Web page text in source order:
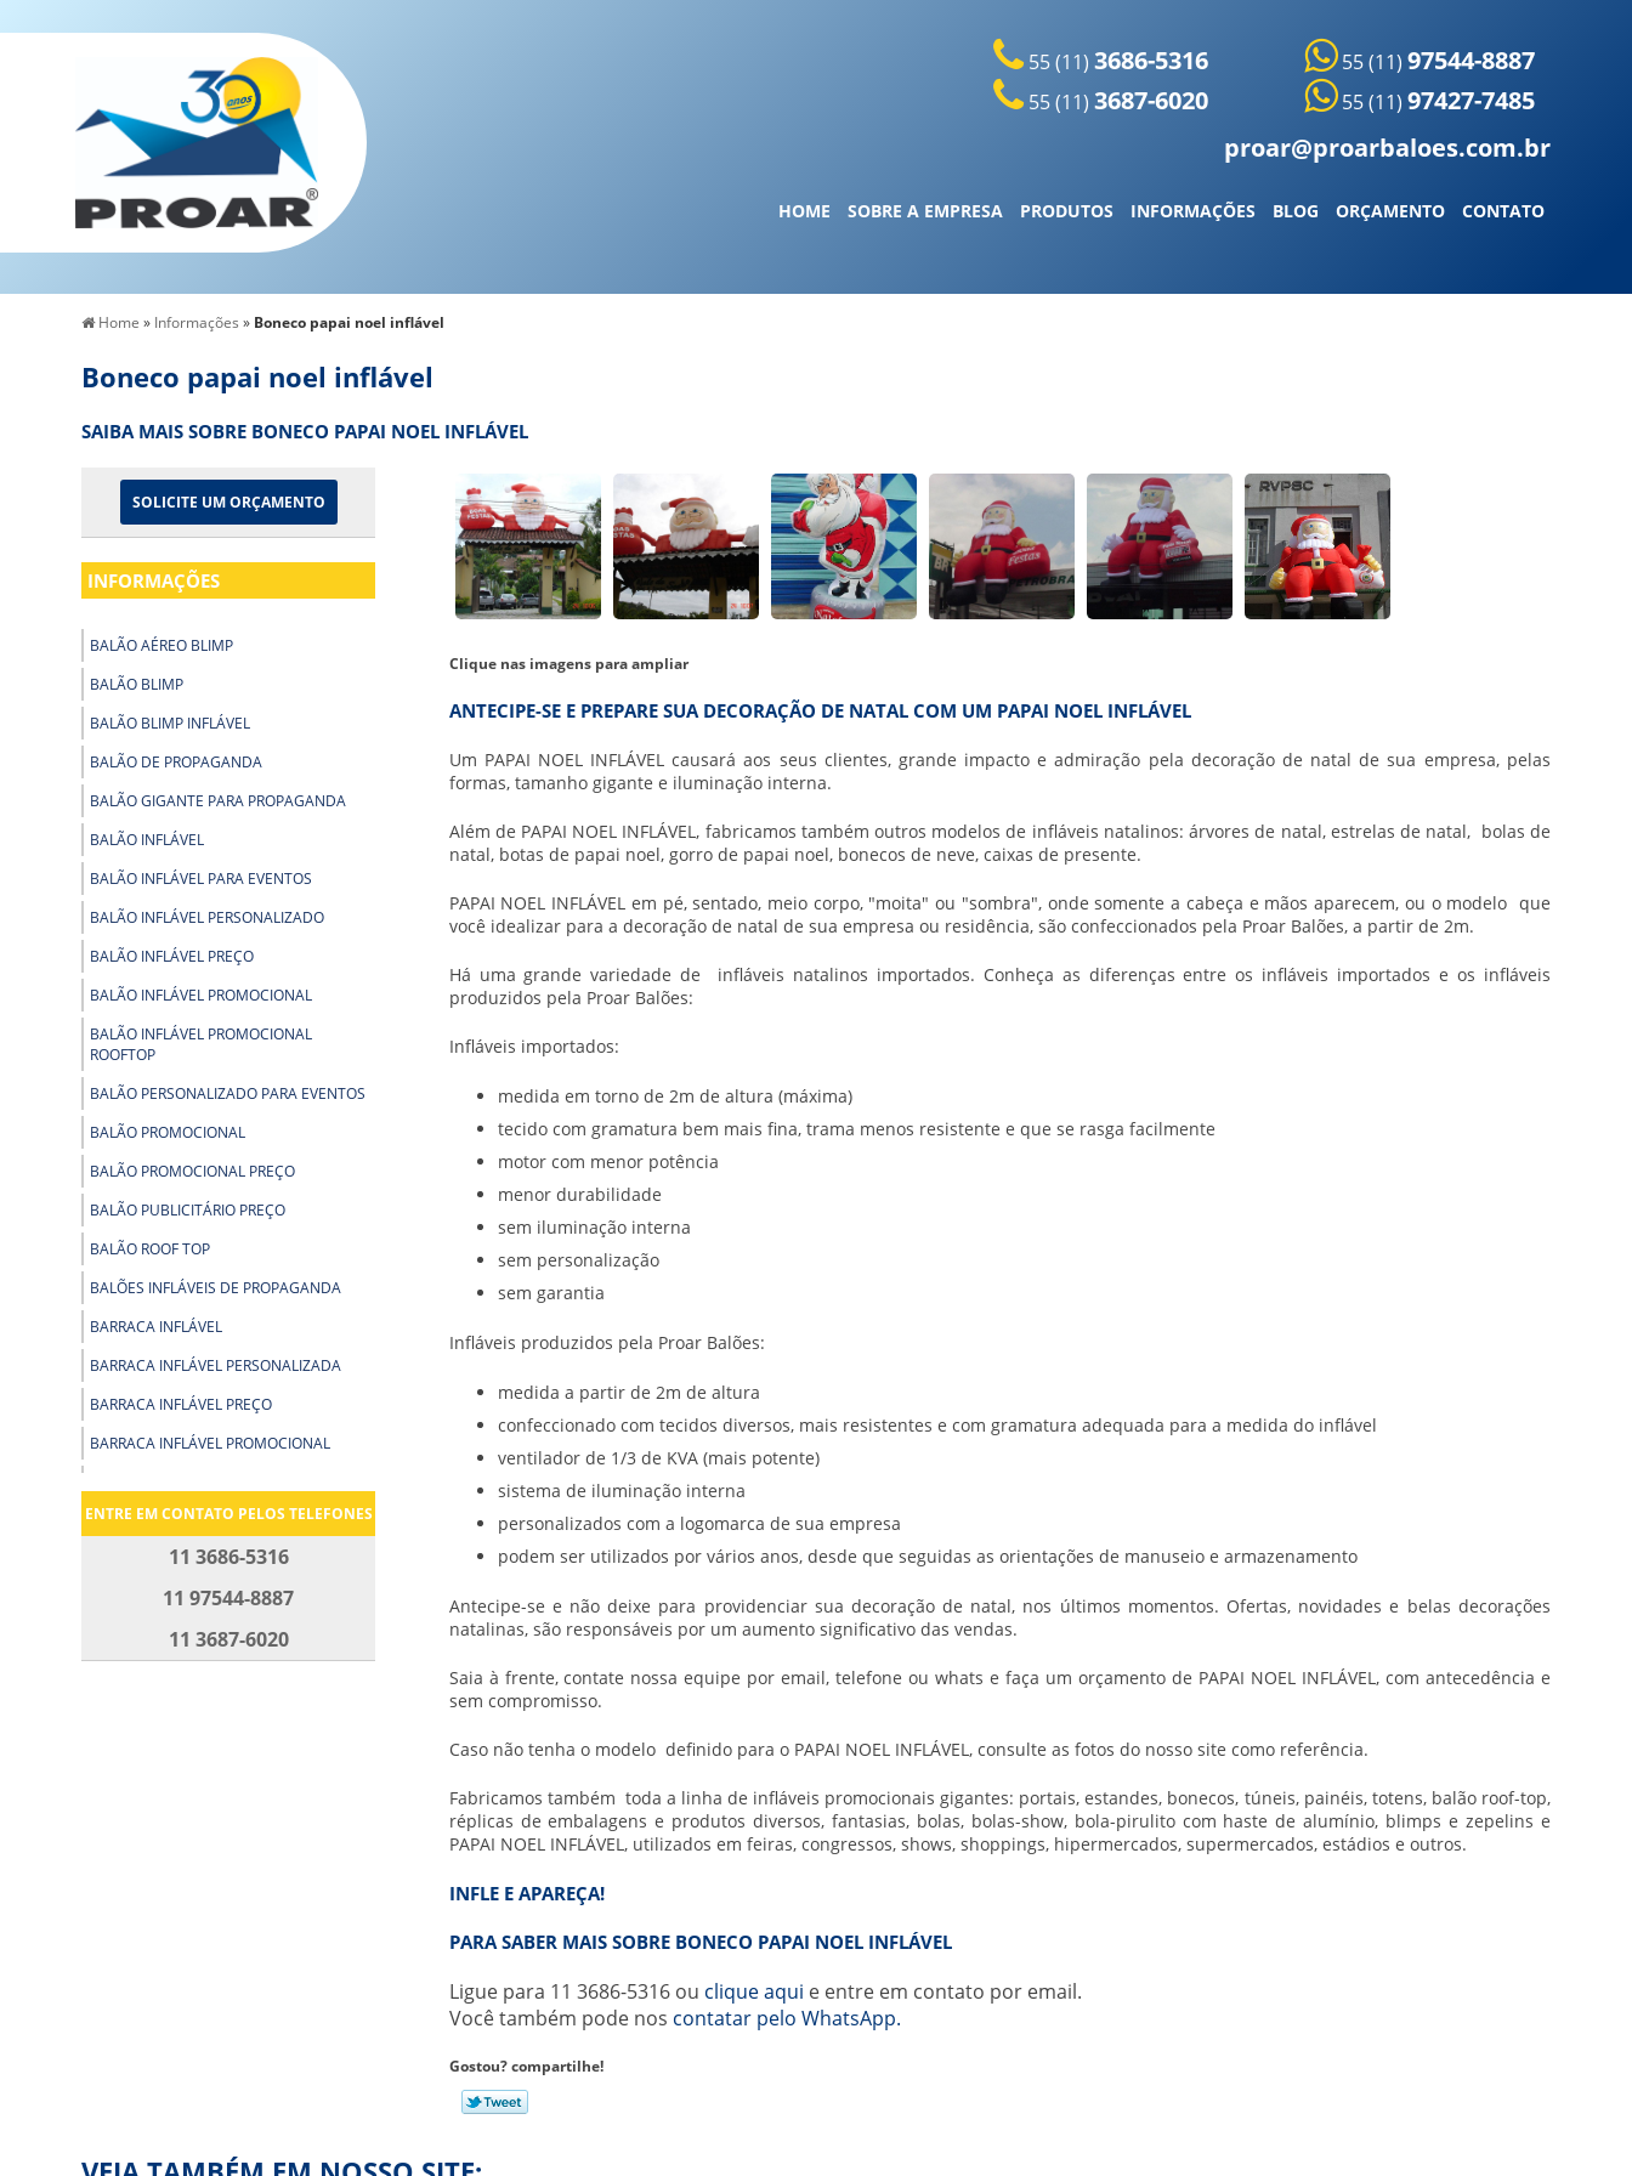
55 (11) 3686-5316
55 (11) 3687-6020
55 (11) 97544-8887
55 (11) 97427-7485
proar@proarbaloes.com.br
HOME SOBRE A EMPRESA PRODUTOS INFORMAÇÕES BLOG ORÇAMENTO CONTATO
Home » Informações» Boneco papai noel inflável
Boneco papai noel inflável
SAIBA MAIS SOBRE BONECO PAPAI NOEL INFLÁVEL
Clique nas imagens para ampliar
ANTECIPE-SE E PREPARE SUA DECORAÇÃO DE NATAL COM UM PAPAI NOEL INFLÁVEL
Um PAPAI NOEL INFLÁVEL causará aos seus clientes, grande impacto e admiração pela decoração de natal de sua empresa, pelas
formas, tamanho gigante e iluminação interna.
Além de PAPAI NOEL INFLÁVEL, fabricamos também outros modelos de infláveis natalinos: árvores de natal, estrelas de natal, bolas de
natal, botas de papai noel, gorro de papai noel, bonecos de neve, caixas de presente.
PAPAI NOEL INFLÁVEL em pé, sentado, meio corpo, "moita" ou "sombra", onde somente a cabeça e mãos aparecem, ou o modelo que
você idealizar para a decoração de natal de sua empresa ou residência, são confeccionados pela Proar Balões, a partir de 2m.
Há uma grande variedade de infláveis natalinos importados. Conheça as diferenças entre os infláveis importados e os infláveis
produzidos pela Proar Balões:
Infláveis importados:
medida em torno de 2m de altura (máxima)
tecido com gramatura bem mais fina, trama menos resistente e que se rasga facilmente
motor com menor potência
menor durabilidade
sem iluminação interna
sem personalização
sem garantia
Infláveis produzidos pela Proar Balões:
medida a partir de 2m de altura
confeccionado com tecidos diversos, mais resistentes e com gramatura adequada para a medida do inflável
ventilador de 1/3 de KVA (mais potente)
sistema de iluminação interna
personalizados com a logomarca de sua empresa
podem ser utilizados por vários anos, desde que seguidas as orientações de manuseio e armazenamento
Antecipe-se e não deixe para providenciar sua decoração de natal, nos últimos momentos. Ofertas, novidades e belas decorações
natalinas, são responsáveis por um aumento significativo das vendas.
Saia à frente, contate nossa equipe por email, telefone ou whats e faça um orçamento de PAPAI NOEL INFLÁVEL, com antecedência e
sem compromisso.
Caso não tenha o modelo definido para o PAPAI NOEL INFLÁVEL, consulte as fotos do nosso site como referência.
Fabricamos também toda a linha de infláveis promocionais gigantes: portais, estandes, bonecos, túneis, painéis, totens, balão roof-top,
réplicas de embalagens e produtos diversos, fantasias, bolas, bolas-show, bola-pirulito com haste de alumínio, blimps e zepelins e
PAPAI NOEL INFLÁVEL, utilizados em feiras, congressos, shows, shoppings, hipermercados, supermercados, estádios e outros.
INFLE E APAREÇA!
PARA SABER MAIS SOBRE BONECO PAPAI NOEL INFLÁVEL
Ligue para 11 3686-5316ou clique aqui e entre em contato por email.
Você também pode nos contatar pelo WhatsApp.
Gostou? compartilhe!
SOLICITE UM ORÇAMENTO
INFORMAÇÕES
BALÃO AÉREO BLIMP
BALÃO BLIMP
BALÃO BLIMP INFLÁVEL
BALÃO DE PROPAGANDA
BALÃO GIGANTE PARA PROPAGANDA
BALÃO INFLÁVEL
BALÃO INFLÁVEL PARA EVENTOS
BALÃO INFLÁVEL PERSONALIZADO
BALÃO INFLÁVEL PREÇO
BALÃO INFLÁVEL PROMOCIONAL
BALÃO INFLÁVEL PROMOCIONAL
ROOFTOP
BALÃO PERSONALIZADO PARA EVENTOS
BALÃO PROMOCIONAL
BALÃO PROMOCIONAL PREÇO
BALÃO PUBLICITÁRIO PREÇO
BALÃO ROOF TOP
BALÕES INFLÁVEIS DE PROPAGANDA
BARRACA INFLÁVEL
BARRACA INFLÁVEL PERSONALIZADA
BARRACA INFLÁVEL PREÇO
BARRACA INFLÁVEL PROMOCIONAL
BLIMP PROMOCIONAL
BOLA GIGANTE INFLÁVEL
BOLA INFLÁVEL PARA SHOW
BOLA INFLÁVEL PROMOCIONAL
ENTRE EM CONTATO PELOS TELEFONES
11 3686-5316
11 97544-8887
11 3687-6020